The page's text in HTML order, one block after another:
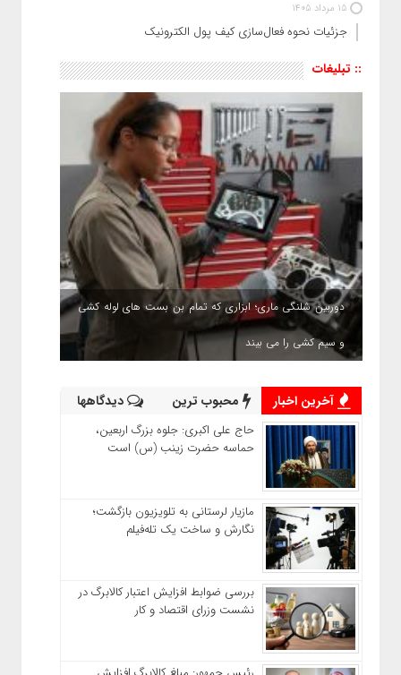
15 مرداد 1405
جزئیات نحوه فعال‌سازی کیف پول الکترونیک
:: تبلیغات
دوربین شلنگی ماری؛ ابزاری که تمام بن بست های لوله کشی
و سیم کشی را می بیند
آخرین اخبار محبوب ترین دیدگاهها
حاج‌ علی‌ اکبری: جلوه بزرگ اربعین،
حماسه حضرت زینب (س) است
مازیار لرستانی به تلویزیون بازگشت؛
نگارش و ساخت یک تله‌فیلم
بررسی ضوابط افزایش اعتبار کالابرگ در
نشست وزرای اقتصاد و کار